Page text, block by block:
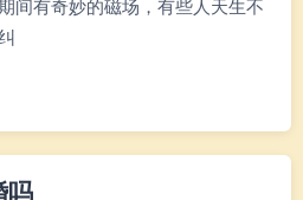
间有奇妙的磁场，有些人天生不
吗